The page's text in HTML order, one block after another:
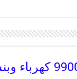
بنشر متنقل | كراج